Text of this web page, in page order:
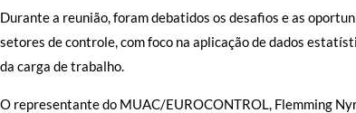
Durante a reunião, foram debatidos os desafios e as
setores de controle, com foco na aplicação de dados
da carga de trabalho.
O representante do MUAC/EUROCONTROL, Flemming